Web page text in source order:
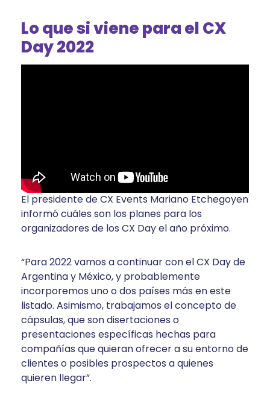
Lo que si viene para el CX
Day 2022
El presidente de CX Events Mariano Etchegoyen
informó cuáles son los planes para los
organizadores de los CX Day el año próximo.
“Para 2022 vamos a continuar con el CX Day de
Argentina y México, y probablemente
incorporemos uno o dos países más en este
listado. Asimismo, trabajamos el concepto de
cápsulas, que son disertaciones o
presentaciones específicas hechas para
compañías que quieran ofrecer a su entorno de
clientes o posibles prospectos a quienes
quieren llegar”.